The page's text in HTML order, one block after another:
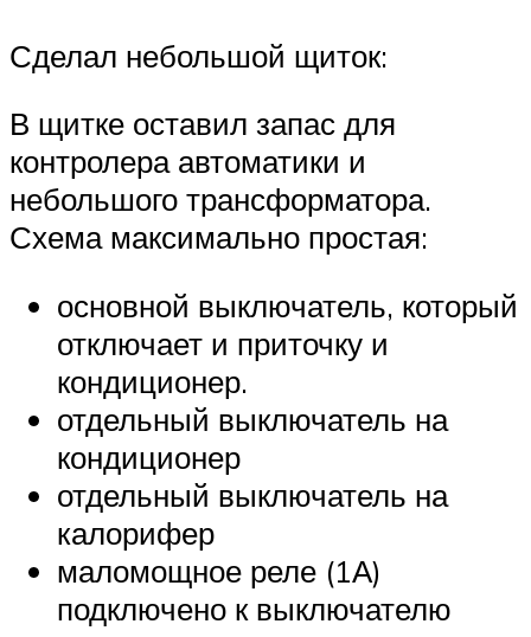
Сделал небольшой щиток:
В щитке оставил запас для
контролера автоматики и
небольшого трансформатора.
Схема максимально простая:
основной выключатель, который
отключает и приточку и
кондиционер.
отдельный выключатель на
кондиционер
отдельный выключатель на
калорифер
маломощное реле (1А)
подключено к выключателю